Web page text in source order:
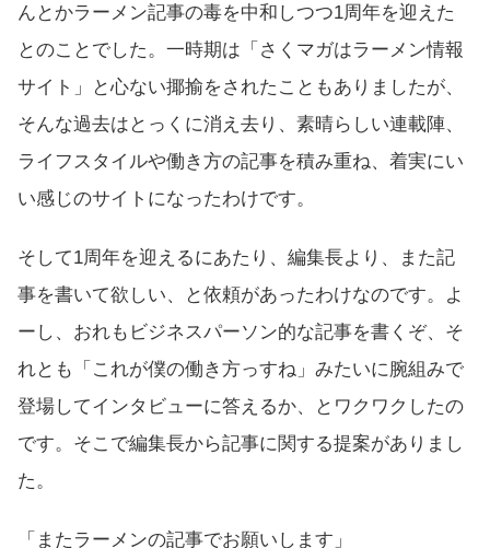
んとかラーメン記事の毒を中和しつつ1周年を迎えた
とのことでした。一時期は「さくマガはラーメン情報
サイト」と心ない揶揄をされたこともありましたが、
そんな過去はとっくに消え去り、素晴らしい連載陣、
ライフスタイルや働き方の記事を積み重ね、着実にい
い感じのサイトになったわけです。
そして1周年を迎えるにあたり、編集長より、また記
事を書いて欲しい、と依頼があったわけなのです。よ
ーし、おれもビジネスパーソン的な記事を書くぞ、そ
れとも「これが僕の働き方っすね」みたいに腕組みで
登場してインタビューに答えるか、とワクワクしたの
です。そこで編集長から記事に関する提案がありまし
た。
「またラーメンの記事でお願いします」